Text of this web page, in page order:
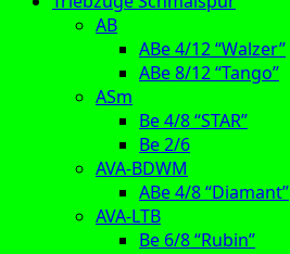
AB
ABe 4/12 “Walzer”
ABe 8/12 “Tango”
ASm
Be 4/8 “STAR”
Be 2/6
AVA-BDWM
ABe 4/8 “Diamant”
AVA-LTB
Be 6/8 “Rubin”